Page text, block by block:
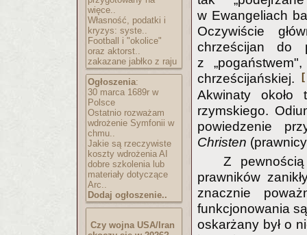
więce..
Własność, podatki i
kryzys: syste..
Football i "okolice"
oraz aktorst..
zakazane jabłko z raju
Ogłoszenia:
30 marca 1689r w
Polsce
Ostatnio rozważam
wdrożenie Symfonii w
chmu..
Jakie są rzeczywiste
koszty wdrożenia AI
dobre szkolenia lub
materiały dotyczące
Arc..
Dodaj ogłoszenie..
Czy wojna USA/Iran
w Ewangeliach
Oczywiście
chrześcijan do
z
chrześcijańskiej.
Akwinaty
rzymskiego.
powiedzenie
Christen
Z
prawników
znacznie
funkcjonowania
oskarżany był o